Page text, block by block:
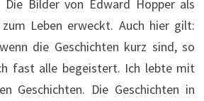
Die Bilder von Edward Hopper als
zum Leben erweckt. Auch hier gilt:
die Geschichten kurz sind, so
fast alle begeistert. Ich lebte mit
Geschichten. Die Geschichten in